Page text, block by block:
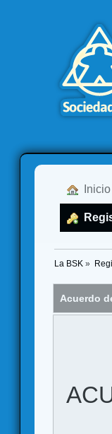
Inicio
La BSK »
Acuerdo